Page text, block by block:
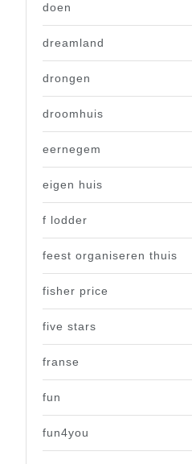
doen
dreamland
drongen
droomhuis
eernegem
eigen huis
f lodder
feest organiseren thuis
fisher price
five stars
franse
fun
fun4you